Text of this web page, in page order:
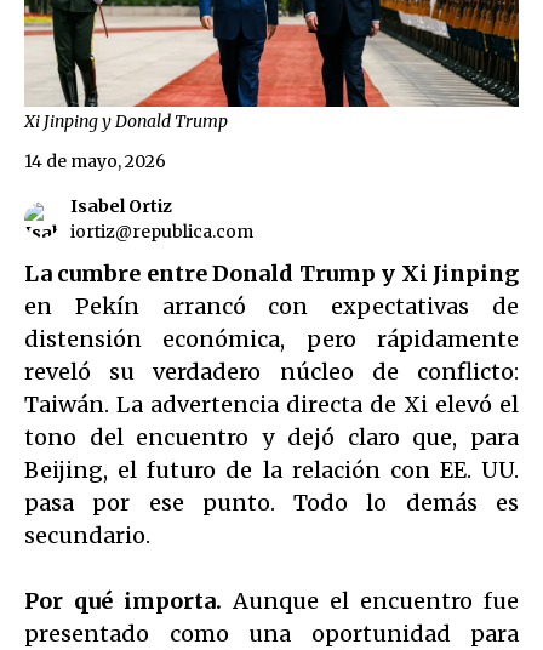
Xi Jinping y Donald Trump
Isabel Ortiz
iortiz@republica.com
14 de mayo, 2026
La cumbre entre Donald Trump y Xi Jinping
en Pekín arrancó con expectativas de
distensión económica, pero rápidamente
reveló su verdadero núcleo de conflicto:
Taiwán. La advertencia directa de Xi elevó el
tono del encuentro y dejó claro que, para
Beijing, el futuro de la relación con EE. UU.
pasa por ese punto. Todo lo demás es
secundario.
Por qué importa. Aunque el encuentro fue
presentado como una oportunidad para